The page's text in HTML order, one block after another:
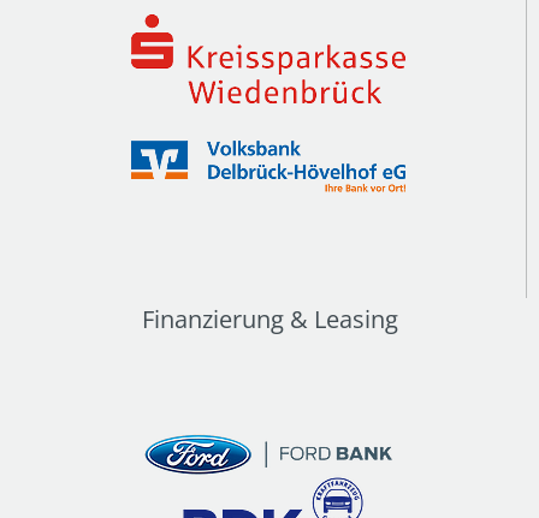
Finanzierung & Leasing